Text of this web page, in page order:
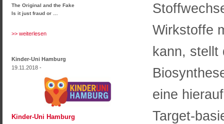
The Original and the Fake
Is it just fraud or …
>> weiterlesen
Kinder-Uni Hamburg
19.11.2018 -
Kinder-Uni Hamburg
Wirkstoffe
kann, stellt
eine
Target-